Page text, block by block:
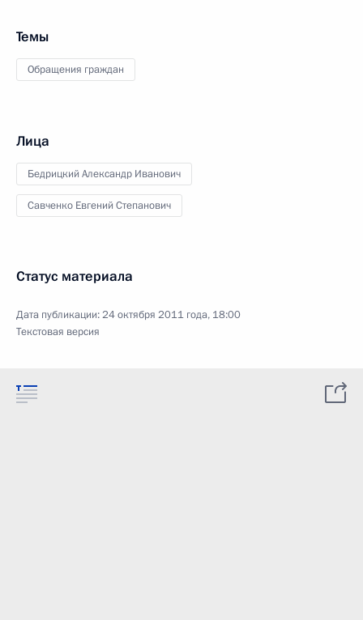
Темы
Обращения граждан
Лица
Бедрицкий Александр Иванович
Савченко Евгений Степанович
Статус материала
Дата публикации:24 октября 2011 года, 18:00
Текстовая версия